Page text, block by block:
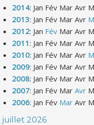
2014: Jan Fév Mar Avr
2013: Jan Fév Mar Avr
2012: Jan Fév Mar Avr
2011: Jan Fév Mar Avr
2010: Jan Fév Mar Avr
2009: Jan Fév Mar Avr
2008: Jan Fév Mar Avr
2007: Jan Fév Mar Avr
2006: Jan Fév Mar Avr
juillet 2026